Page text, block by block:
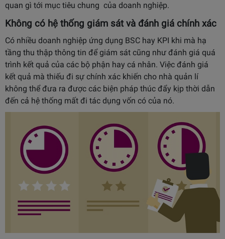
quan gì tới mục tiêu chung của doanh nghiệp.
Không có hệ thống giám sát và đánh giá chính xác
Có nhiều doanh nghiệp ứng dụng BSC hay KPI khi mà hạ
tầng thu thập thông tin để giám sát cũng như đánh giá quá
trình kết quả của các bộ phận hay cá nhân. Việc đánh giá
kết quả mà thiếu đi sự chính xác khiến cho nhà quản lí
không thể đưa ra được các biện pháp thúc đẩy kịp thời dẫn
đến cả hệ thống mất đi tác dụng vốn có của nó.